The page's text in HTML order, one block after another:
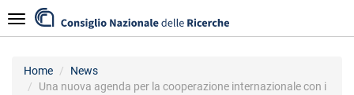
al
contenuto
Navigazione
Home
News
Una nuova agenda per la cooperazione internazionale con i